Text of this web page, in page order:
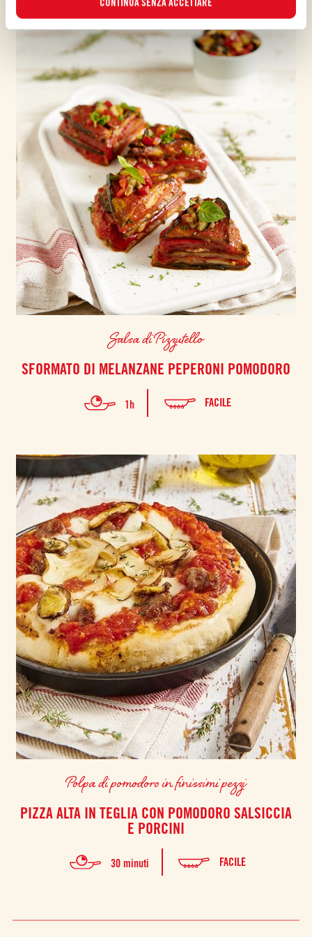
Salsa di Pizzutello
SFORMATO DI MELANZANE PEPERONI POMODORO
1h FACILE
Polpa di pomodoro in finissimi pezzi
PIZZA ALTA IN TEGLIA CON POMODORO SALSICCIA
E PORCINI
30 minuti FACILE